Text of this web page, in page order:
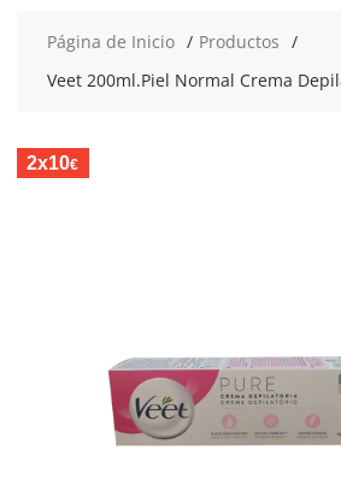
Página de Inicio
Productos
Veet 200ml.Piel Normal Crema
2x10€